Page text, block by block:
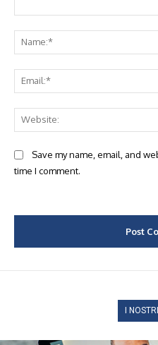
Save my name, email, and
time I comment.
I